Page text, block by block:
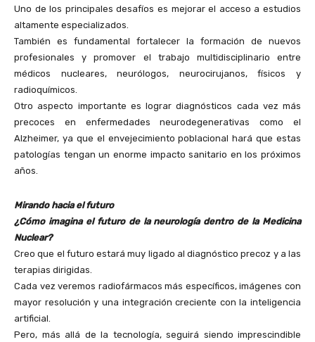
Uno de los principales desafíos es mejorar el acceso a estudios
altamente especializados.
También es fundamental fortalecer la formación de nuevos
profesionales y promover el trabajo multidisciplinario entre
médicos nucleares, neurólogos, neurocirujanos, físicos y
radioquímicos.
Otro aspecto importante es lograr diagnósticos cada vez más
precoces en enfermedades neurodegenerativas como el
Alzheimer, ya que el envejecimiento poblacional hará que estas
patologías tengan un enorme impacto sanitario en los próximos
años.
Mirando hacia el futuro
¿Cómo imagina el futuro de la neurología dentro de la Medicina
Nuclear?
Creo que el futuro estará muy ligado al diagnóstico precoz y a las
terapias dirigidas.
Cada vez veremos radiofármacos más específicos, imágenes con
mayor resolución y una integración creciente con la inteligencia
artificial.
Pero, más allá de la tecnología, seguirá siendo imprescindible